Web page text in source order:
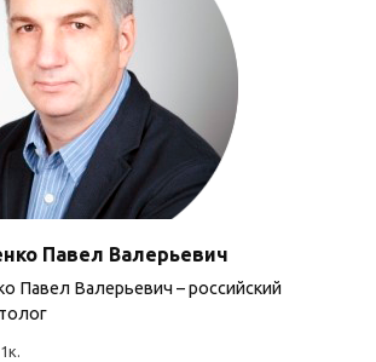
Павел Валерьевич
Павел Валерьевич – российский